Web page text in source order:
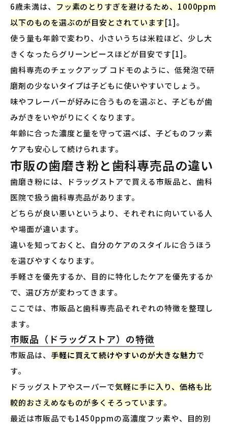
6歳未満は、
フッ素のとりすぎを避けるため、1000ppm
以下のものを選ぶのが目安とされています[1]。
使う量も年齢で変わり、小さいうちは米粒ほど、少し大
きくなったらグリーンピースほどが目安です[1]。
歯科専売のチェックアップ コドモのように、低発泡で研
磨剤の少ないタイプは子どもに使いやすいでしょう。
味やフレーバーが好みに合うものを選ぶと、子どもが歯
みがきをいやがりにくくなります。
年齢に合った濃度と量を守って選べば、子どものフッ素
ケアも安心して続けられます。
市販の歯磨き粉と歯科専売品の違い
歯磨き粉には、ドラッグストアで買える市販品と、歯科
医院で扱う歯科専売品があります。
どちらが良い悪いというより、それぞれに向いている人
や場面が違います。
違いを知っておくと、自分のケアのスタイルに合うほう
を選びやすくなります。
手軽さを優先するか、目的に特化したケアを優先するか
で、選び方が変わってきます。
ここでは、市販品と歯科専売品それぞれの特徴を整理し
ます。
市販品（ドラッグストア）の特徴
市販品は、 手軽に買えて続けやすいのが大きな魅力で
す。
ドラッグストアやスーパーで気軽に手に入り、価格も比
較的おさえめなものが多くそろっています。
最近は市販品でも1450ppmの高濃度フッ素や、目的別